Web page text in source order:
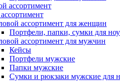
ассортимент для женщин
Портфели, папки, сумки для
ассортимент для мужчин
Кейсы
Портфели мужские
Папки мужские
Сумки и рюкзаки мужские для